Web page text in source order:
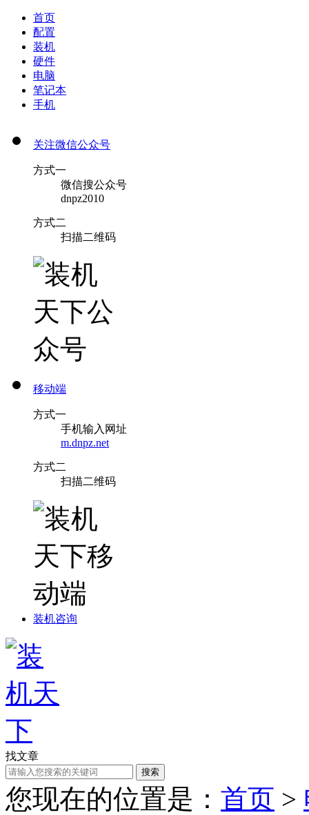
首页
配置
装机
硬件
电脑
笔记本
手机
关注微信公众号
方式一
微信搜公众号
dnpz2010
方式二
扫描二维码
移动端
方式一
手机输入网址
m.dnpz.net
方式二
扫描二维码
装机咨询
找文章
搜索
您现在的位置是： 首页 >